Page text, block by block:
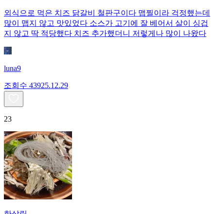
외식으로 먹은 치즈 닭갈비 철판구이다 맵찔이라 걱정했는데
많이 맵지 않고 맛있었다 소스가 고기에 잘 베어서 살이 싱겁
지 않고 딱 적당했다 치즈 추가했더니 저렇게나 많이 나왔다
luna9
조회수 43925.12.29
23